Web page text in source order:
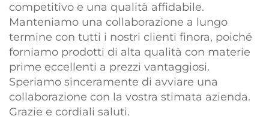
competitivo e una qualità affidabile.
Manteniamo una collaborazione a lungo
termine con tutti i nostri clienti finora, poiché
forniamo prodotti di alta qualità con materie
prime eccellenti a prezzi vantaggiosi.
Speriamo sinceramente di avviare una
collaborazione con la vostra stimata azienda.
Grazie e cordiali saluti.